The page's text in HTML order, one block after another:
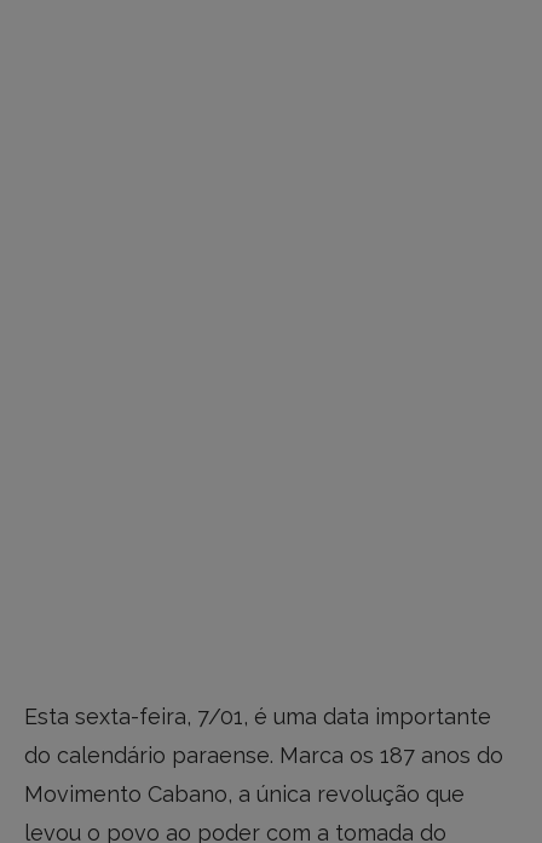
Esta sexta-feira, 7/01, é uma data importante
do calendário paraense. Marca os 187 anos do
Movimento Cabano, a única revolução que
levou o povo ao poder com a tomada do